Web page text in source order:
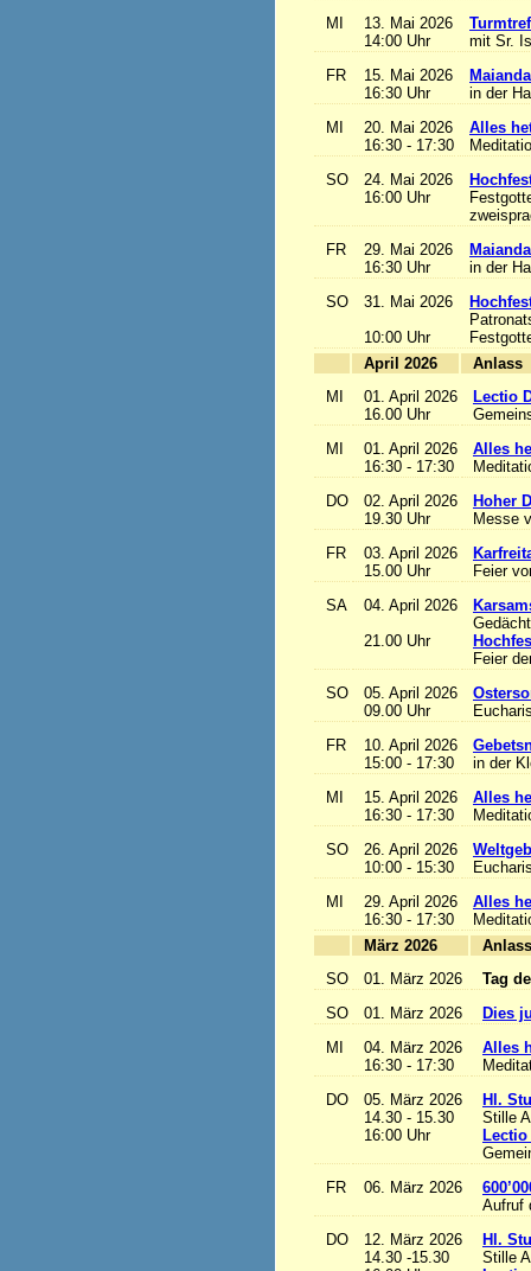
MI
13. Mai 2026
14:00 Uhr
mit Sr.
FR
15. Mai 2026
16:30 Uhr
in der
MI
20. Mai 2026
16:30 - 17:30
Alles
SO
24. Mai 2026
16:00 Uhr
FR
29. Mai 2026
16:30 Uhr
in der
SO
31. Mai 2026
10:00 Uhr
April 2026
MI
01. April 2026
16.00 Uhr
Lectio
MI
01. April 2026
16:30 - 17:30
Alles
DO
02. April 2026
19.30 Uhr
Hoher
Messe
FR
03. April 2026
15.00 Uhr
Feier
SA
04. April 2026
21.00 Uhr
Feier
SO
05. April 2026
09.00 Uhr
FR
10. April 2026
15:00 - 17:30
in der
MI
15. April 2026
16:30 - 17:30
Alles
SO
26. April 2026
10:00 - 15:30
MI
29. April 2026
16:30 - 17:30
Alles
März 2026
SO
01. März 2026
Tag
SO
01. März 2026
Dies
MI
04. März 2026
16:30 - 17:30
Alles
DO
05. März 2026
14.30 - 15.30
16:00 Uhr
Hl.
Stille
FR
06. März 2026
Aufruf
DO
12. März 2026
14.30 -15.30
Hl.
Stille